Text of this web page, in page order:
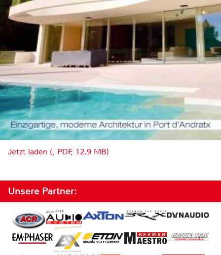
Jetzt laden (, PDF, 12.9 MB)
Unsere Partner: